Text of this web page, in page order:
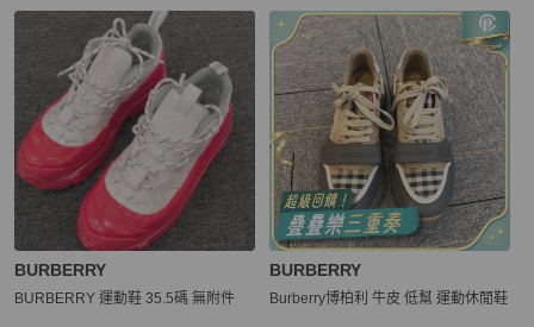
BURBERRY
BURBERRY 運動鞋 35.5碼 無附件
BURBERRY
Burberry博柏利 牛皮 低幫 運動休閒鞋